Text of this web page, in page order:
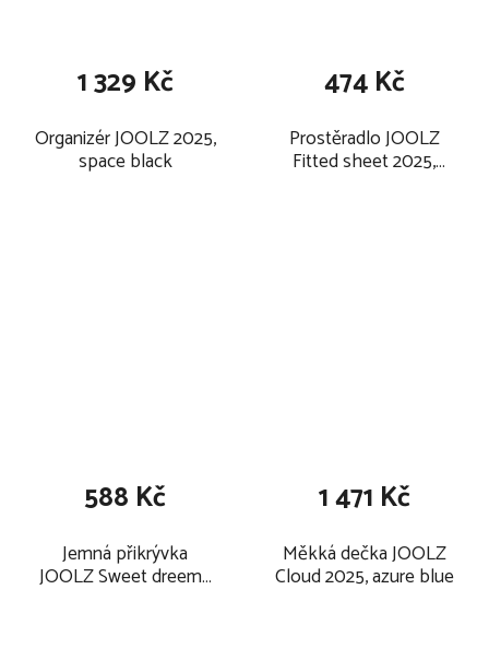
Organizér JOOLZ 2025,
space black
1 329 Kč
Prostěradlo JOOLZ
Fitted sheet 2025,
474 Kč
Jemná přikrývka
JOOLZ Sweet dreems
588 Kč
Měkká dečka JOOLZ
Cloud 2025, azure blue
1 471 Kč